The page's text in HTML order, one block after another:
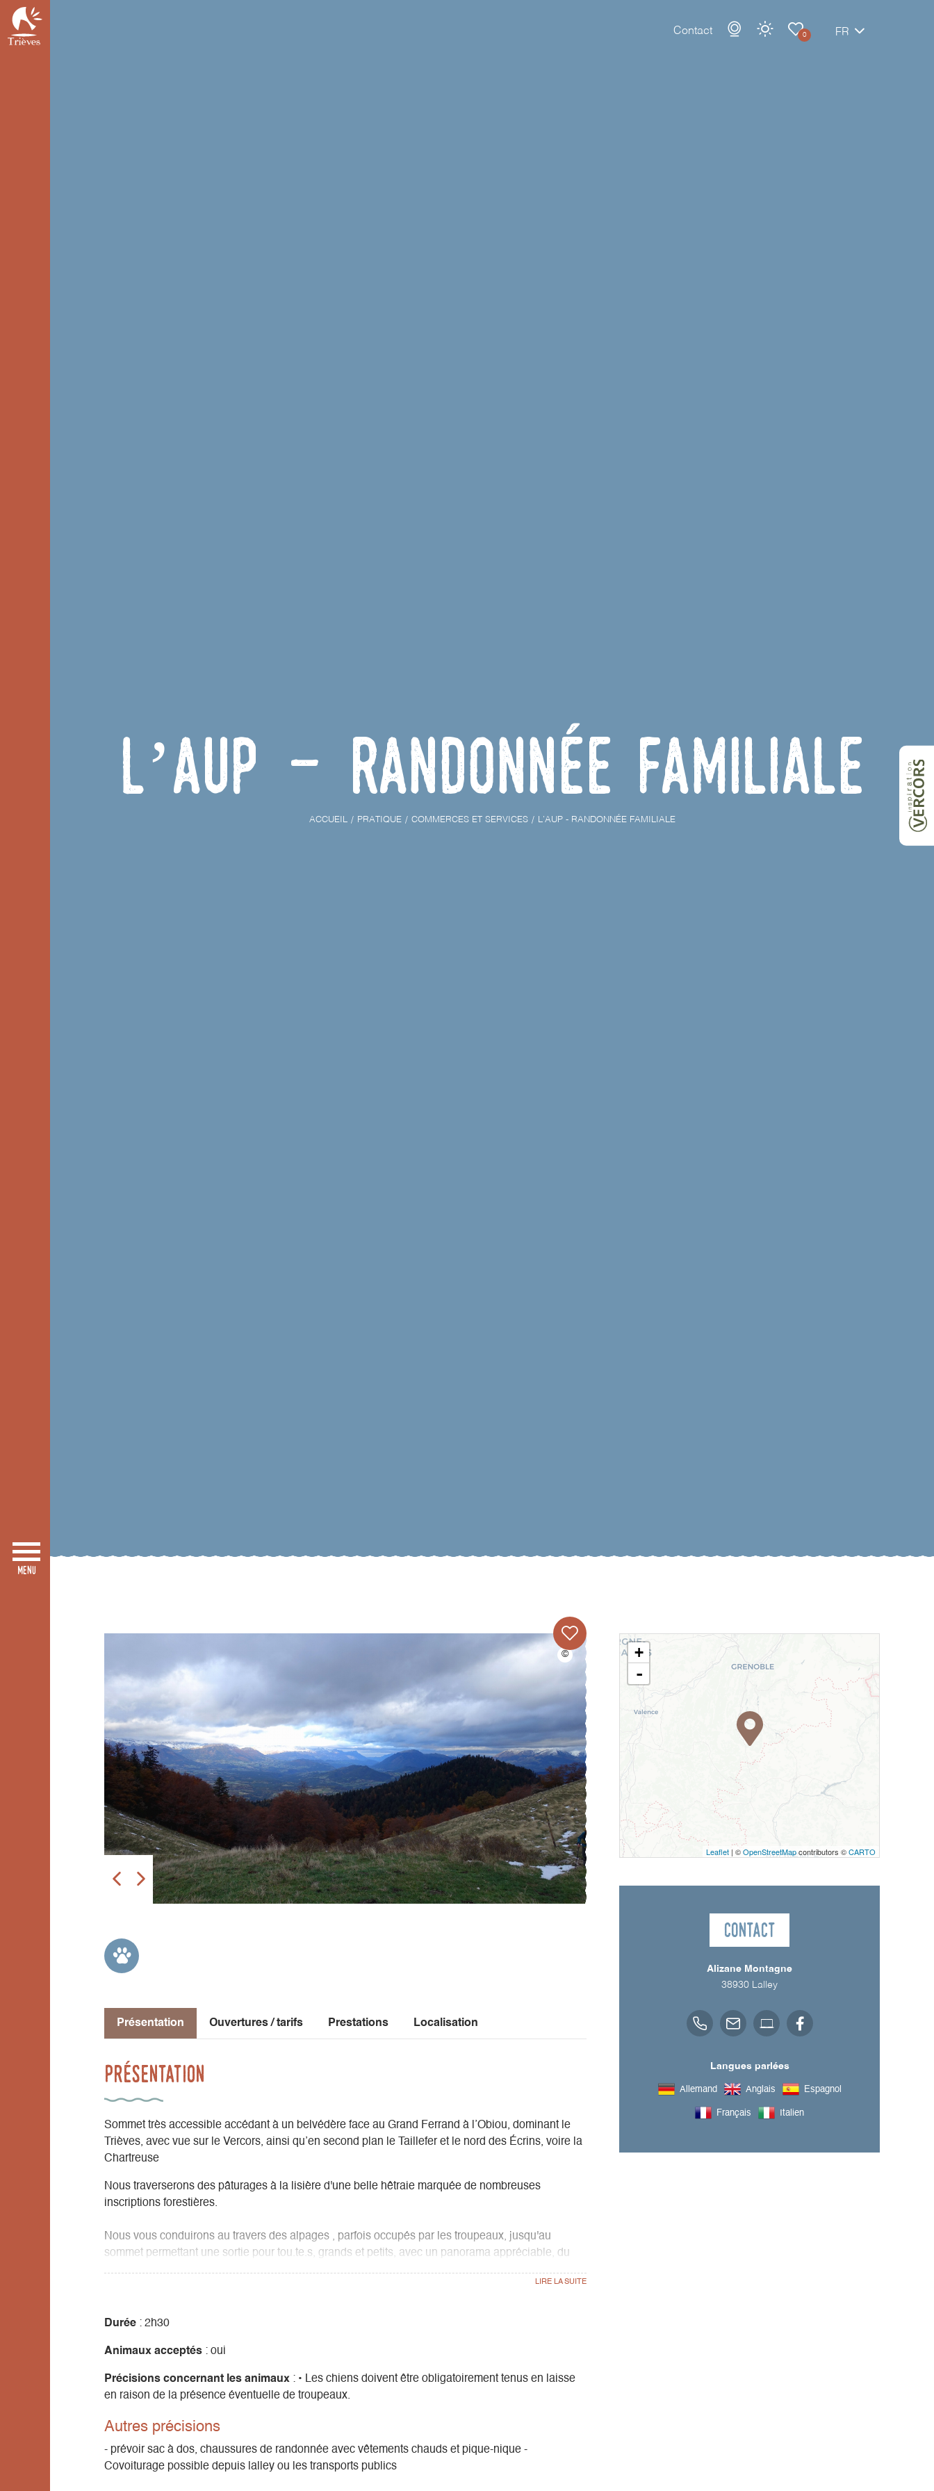
Contact 0 FR
L’Aup - Randonnée familiale
ACCUEIL PRATIQUE COMMERCES ET SERVICES L’AUP - RANDONNÉE FAMILIALE
Présentation Ouvertures / tarifs Prestations Localisation
Présentation
Sommet très accessible accédant à un belvédère face au Grand Ferrand à l’Obiou, dominant le
Trièves, avec vue sur le Vercors, ainsi qu’en second plan le Taillefer et le nord des Écrins, voire la
Chartreuse
Nous traverserons des pâturages à la lisière d'une belle hêtraie marquée de nombreuses
inscriptions forestières.
Nous vous conduirons au travers des alpages , parfois occupés par les troupeaux, jusqu'au
sommet permettant une sortie pour tou.te.s, grands et petits, avec un panorama appréciable, du
trièves, dont nous pourrons vous conter la formation, la colonisation, ou l'histoire plus récente.
Durée : 2h30
Animaux acceptés : oui
Précisions concernant les animaux : • Les chiens doivent être obligatoirement tenus en laisse
en raison de la présence éventuelle de troupeaux.
Autres précisions
- prévoir sac à dos, chaussures de randonnée avec vêtements chauds et pique-nique -
Covoiturage possible depuis lalley ou les transports publics
+
-
Leaflet | ©OpenStreetMapcontributors ©CARTO
Contact
Alizane Montagne
38930 Lalley
Langues parlées
Allemand Anglais Espagnol
Français Italien